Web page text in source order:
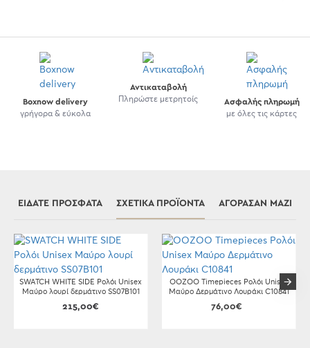
Boxnow delivery
γρήγορα & εύκολα
Αντικαταβολή
Πληρώστε μετρητοίς
Ασφαλής πληρωμή
με όλες τις κάρτες
ΕΊΔΑΤΕ ΠΡΌΣΦΑΤΑ ΣΧΕΤΙΚΆ ΠΡΟΪΌΝΤΑ ΑΓΌΡΑΣΑΝ ΜΑΖΊ
SWATCH WHITE SIDE Ρολόι Unisex
Μαύρο λουρί δερμάτινο SS07B101
215,00€
OOZOO Timepieces Ρολόι Unisex
Μαύρο Δερμάτινο Λουράκι C10841
76,00€